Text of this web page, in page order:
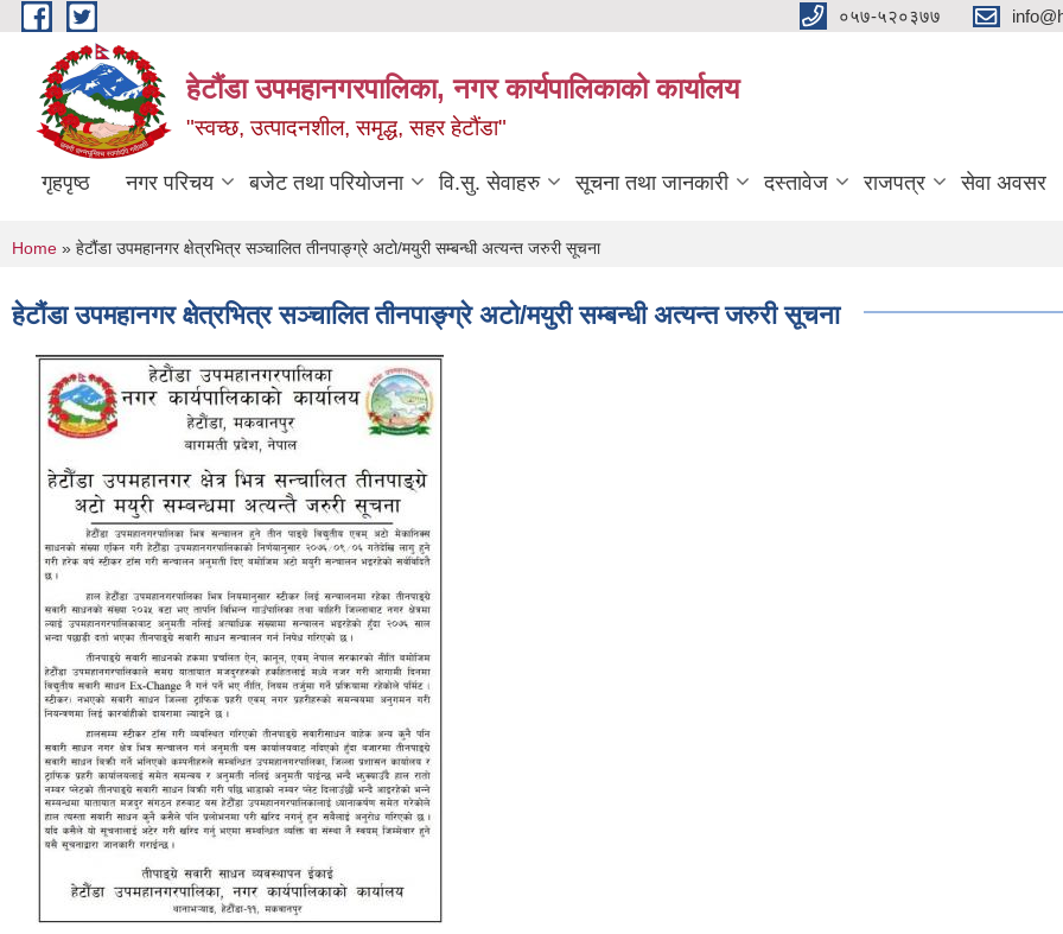
Skip to main content ०५७-५२०३७७
हेटौंडा उपमहानगरपालिका, नगर कार्यपालिकाको कार्यालय
"स्वच्छ, उत्पादनशील, समृद्ध, सहर हेटौंडा"
गृहपृष्ठ नगर परिचय बजेट तथा परियोजना वि.सु. सेवाहरु सूचना तथा जानकारी दस्तावेज राजपत्र सेवा अवसर
You are here
Home » हेटौंडा उपमहानगर क्षेत्रभित्र सञ्चालित तीनपाङ्ग्रे अटो/मयुरी सम्बन्धी अत्यन्त जरुरी सूचना
हेटौंडा उपमहानगर क्षेत्रभित्र सञ्चालित तीनपाङ्ग्रे अटो/मयुरी सम्बन्धी अत्यन्त जरुरी सूचना